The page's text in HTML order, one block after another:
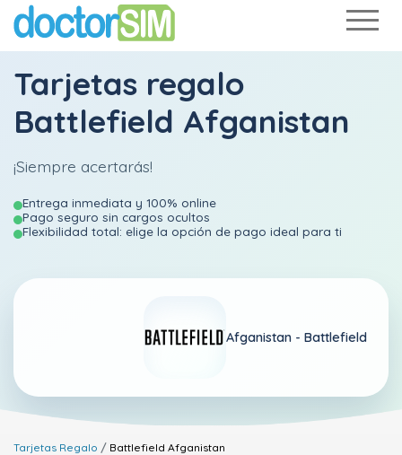
Tarjetas regalo
Battlefield Afganistan
¡Siempre acertarás!
Entrega inmediata y 100% online
Pago seguro sin cargos ocultos
Flexibilidad total: elige la opción de pago ideal para ti
Afganistan - Battlefield
Tarjetas Regalo Battlefield Afganistan